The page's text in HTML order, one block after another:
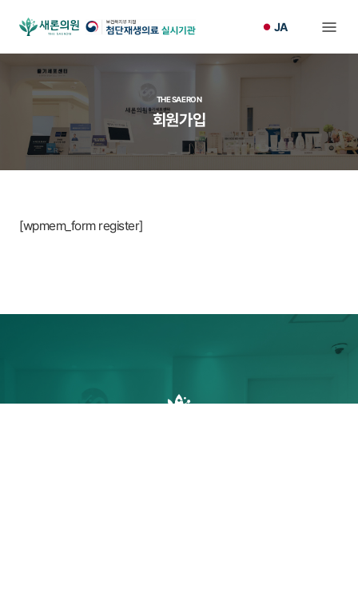
JA
THE SAERON
회원가입
[wpmem_form register]